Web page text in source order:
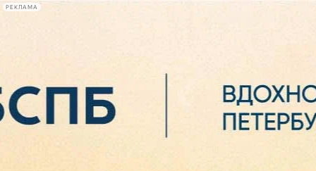
РЕКЛАМА
Сегодня:
2026.08.06